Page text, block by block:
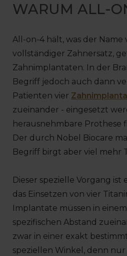
WARUM ALL-
All-on-4 hält, was der Name
vollständiger Zahnersatz,
Zahnimplantaten. In der
Begriff jedoch auch dann
Patienten vier
zueinander - eingesetzt
herausnehmbare Prothese
Der durch Nobel Biocare
Begriff birgt aber viel mehr
Dieser spezielle Vorgang ist
das Einsetzen von vier
Implantate müssen in
spezifischen Abstand
zwar in einer exakt
speziellen Winkel, denn